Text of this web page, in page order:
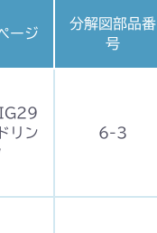
ージ
分解図部品番
号
リン
6-3